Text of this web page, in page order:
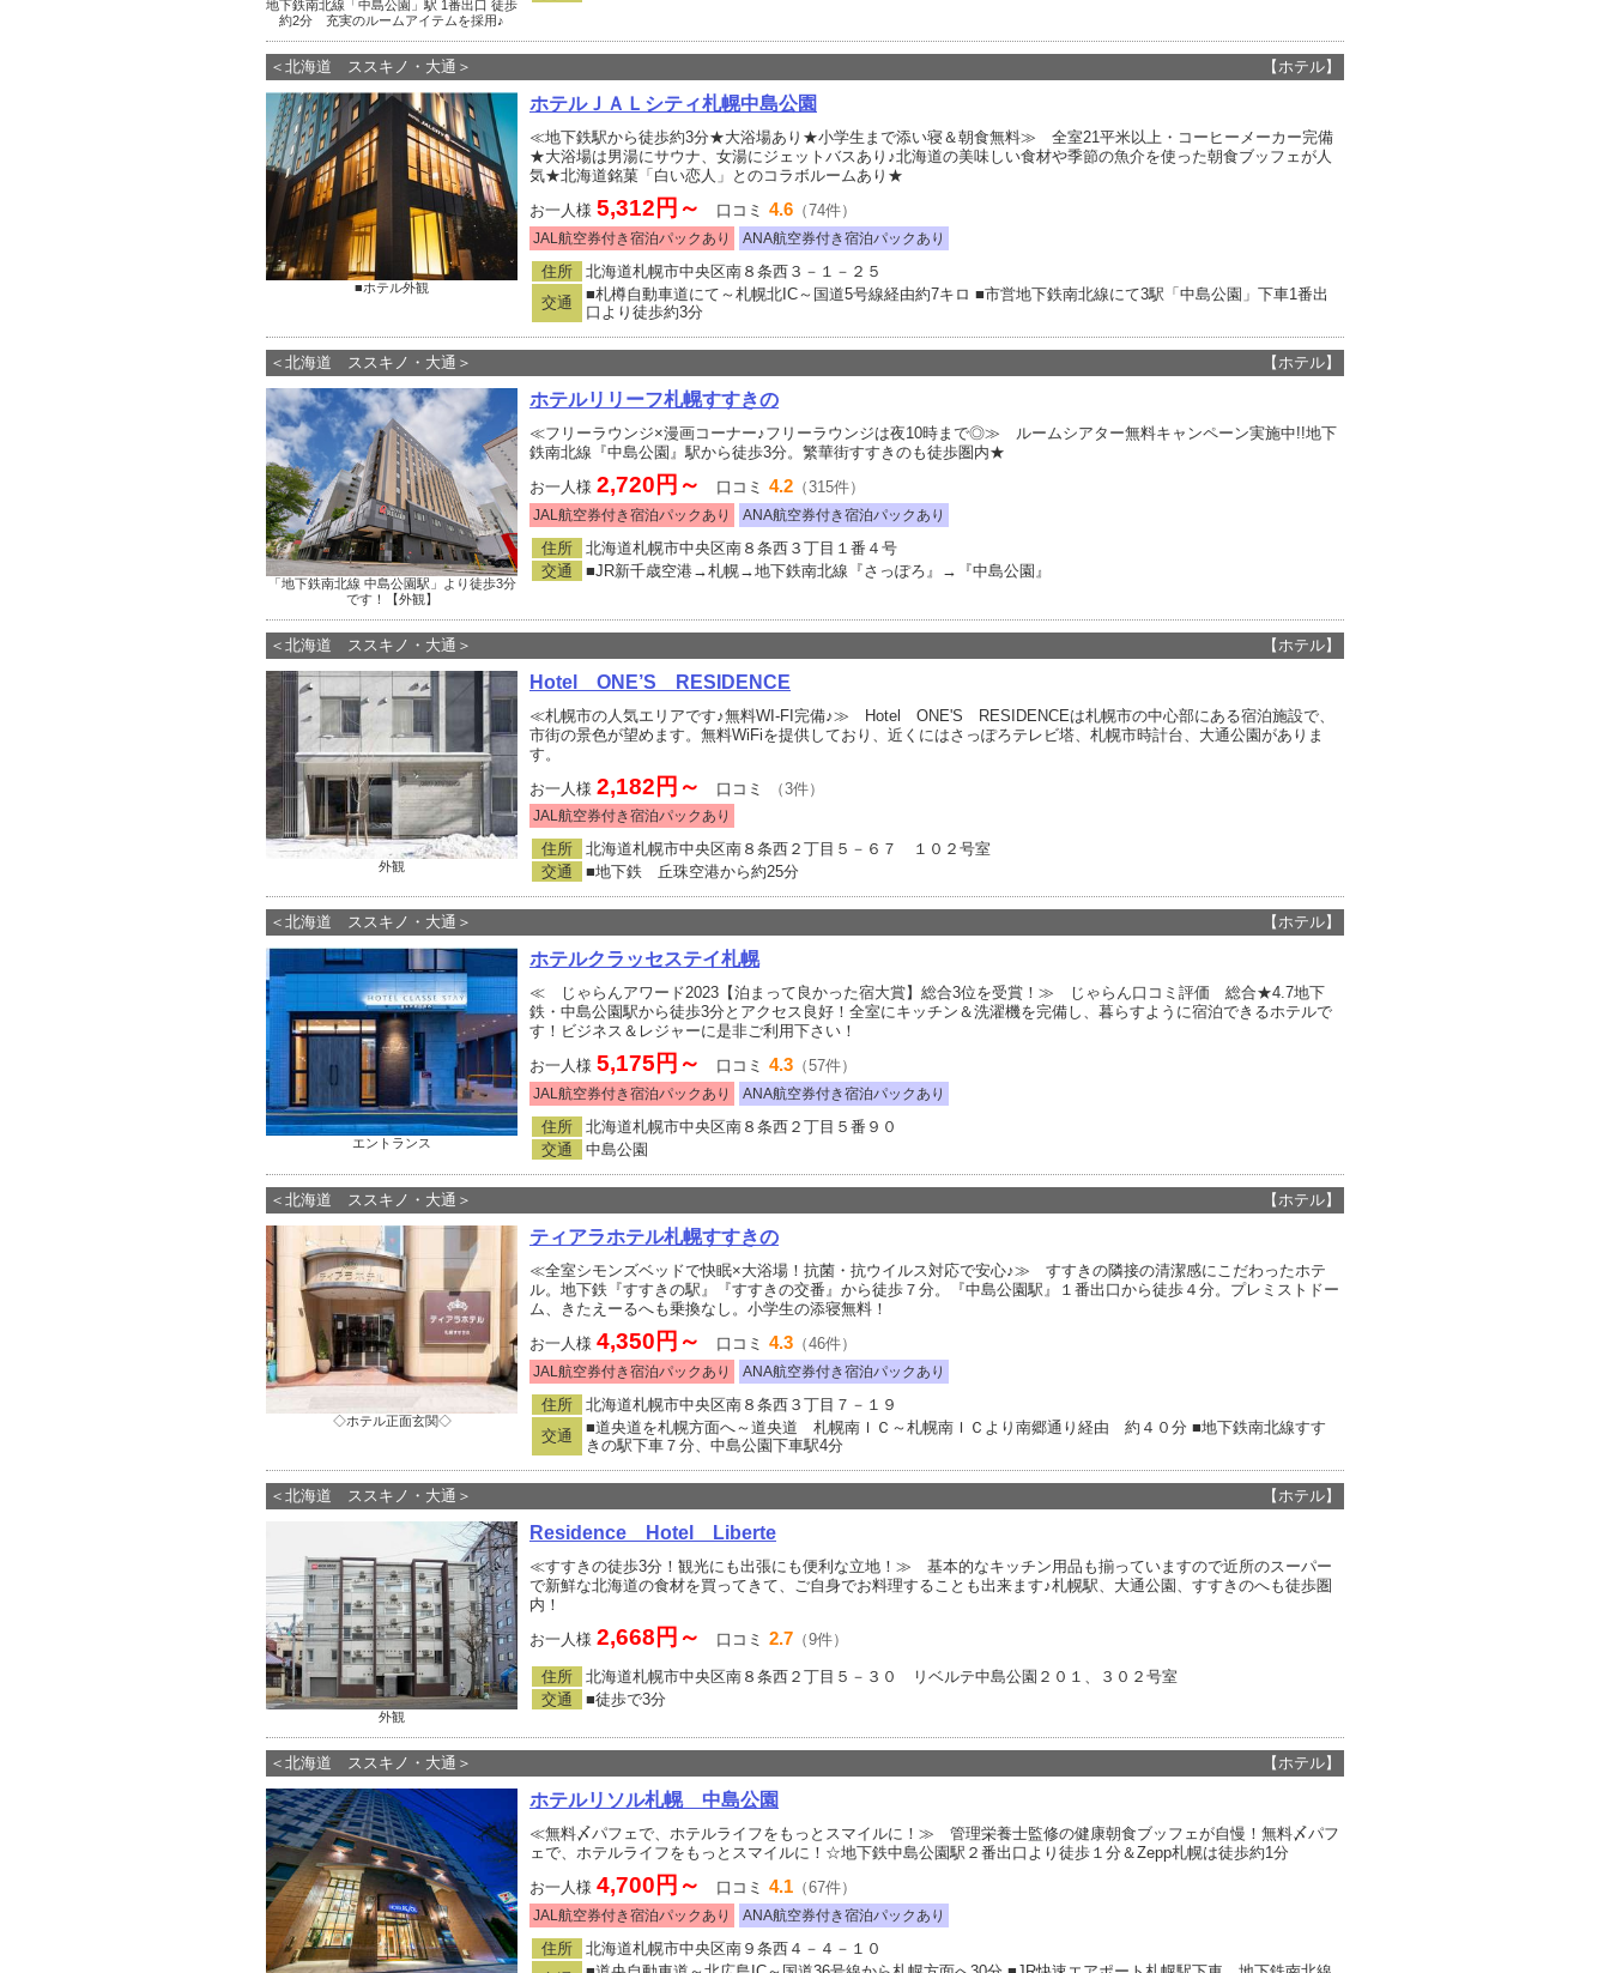
地下鉄南北線「中島公園」駅 1番出口 徒歩
約2分 充実のルームアイテムを採用♪
＜北海道 ススキノ・大通＞ 【ホテル】
■ホテル外観
ホテルＪＡＬシティ札幌中島公園
≪地下鉄駅から徒歩約3分★大浴場あり★小学生まで添い寝＆朝食無料≫ 全室21平米以上・コーヒーメーカー完備
★大浴場は男湯にサウナ、女湯にジェットバスあり♪北海道の美味しい食材や季節の魚介を使った朝食ブッフェが人
気★北海道銘菓「白い恋人」とのコラボルームあり★
お一人様 5,312円～ 口コミ 4.6 （74件）
JAL航空券付き宿泊パックあり ANA航空券付き宿泊パックあり
住所
北海道札幌市中央区南８条西３－１－２５
交通
■札樽自動車道にて～札幌北IC～国道5号線経由約7キロ ■市営地下鉄南北線にて3駅「中島公園」下車1番出
口より徒歩約3分
＜北海道 ススキノ・大通＞ 【ホテル】
「地下鉄南北線 中島公園駅」より徒歩3分
です！【外観】
ホテルリリーフ札幌すすきの
≪フリーラウンジ×漫画コーナー♪フリーラウンジは夜10時まで◎≫ ルームシアター無料キャンペーン実施中!!地下
鉄南北線『中島公園』駅から徒歩3分。繁華街すすきのも徒歩圏内★
お一人様 2,720円～ 口コミ 4.2 （315件）
JAL航空券付き宿泊パックあり ANA航空券付き宿泊パックあり
住所
北海道札幌市中央区南８条西３丁目１番４号
交通
■JR新千歳空港→札幌→地下鉄南北線『さっぽろ』→『中島公園』
＜北海道 ススキノ・大通＞ 【ホテル】
外観
Hotel ONE’S RESIDENCE
≪札幌市の人気エリアです♪無料WI-FI完備♪≫ Hotel ONE'S RESIDENCEは札幌市の中心部にある宿泊施設で、
市街の景色が望めます。無料WiFiを提供しており、近くにはさっぽろテレビ塔、札幌市時計台、大通公園がありま
す。
お一人様 2,182円～ 口コミ （3件）
JAL航空券付き宿泊パックあり
住所
北海道札幌市中央区南８条西２丁目５－６７ １０２号室
交通
■地下鉄 丘珠空港から約25分
＜北海道 ススキノ・大通＞ 【ホテル】
エントランス
ホテルクラッセステイ札幌
≪ じゃらんアワード2023【泊まって良かった宿大賞】総合3位を受賞！≫ じゃらん口コミ評価 総合★4.7地下
鉄・中島公園駅から徒歩3分とアクセス良好！全室にキッチン＆洗濯機を完備し、暮らすように宿泊できるホテルで
す！ビジネス＆レジャーに是非ご利用下さい！
お一人様 5,175円～ 口コミ 4.3 （57件）
JAL航空券付き宿泊パックあり ANA航空券付き宿泊パックあり
住所
北海道札幌市中央区南８条西２丁目５番９０
交通
中島公園
＜北海道 ススキノ・大通＞ 【ホテル】
◇ホテル正面玄関◇
ティアラホテル札幌すすきの
≪全室シモンズベッドで快眠×大浴場！抗菌・抗ウイルス対応で安心♪≫ すすきの隣接の清潔感にこだわったホテ
ル。地下鉄『すすきの駅』『すすきの交番』から徒歩７分。『中島公園駅』１番出口から徒歩４分。プレミストドー
ム、きたえーるへも乗換なし。小学生の添寝無料！
お一人様 4,350円～ 口コミ 4.3 （46件）
JAL航空券付き宿泊パックあり ANA航空券付き宿泊パックあり
住所
北海道札幌市中央区南８条西３丁目７－１９
交通
■道央道を札幌方面へ～道央道 札幌南ＩＣ～札幌南ＩＣより南郷通り経由 約４０分 ■地下鉄南北線すす
きの駅下車７分、中島公園下車駅4分
＜北海道 ススキノ・大通＞ 【ホテル】
外観
Residence Hotel Liberte
≪すすきの徒歩3分！観光にも出張にも便利な立地！≫ 基本的なキッチン用品も揃っていますので近所のスーパー
で新鮮な北海道の食材を買ってきて、ご自身でお料理することも出来ます♪札幌駅、大通公園、すすきのへも徒歩圏
内！
お一人様 2,668円～ 口コミ 2.7 （9件）
住所
北海道札幌市中央区南８条西２丁目５－３０ リベルテ中島公園２０１、３０２号室
交通
■徒歩で3分
＜北海道 ススキノ・大通＞ 【ホテル】
ホテルリソル札幌 中島公園
≪無料〆パフェで、ホテルライフをもっとスマイルに！≫ 管理栄養士監修の健康朝食ブッフェが自慢！無料〆パフ
ェで、ホテルライフをもっとスマイルに！☆地下鉄中島公園駅２番出口より徒歩１分＆Zepp札幌は徒歩約1分
お一人様 4,700円～ 口コミ 4.1 （67件）
JAL航空券付き宿泊パックあり ANA航空券付き宿泊パックあり
住所
北海道札幌市中央区南９条西４－４－１０